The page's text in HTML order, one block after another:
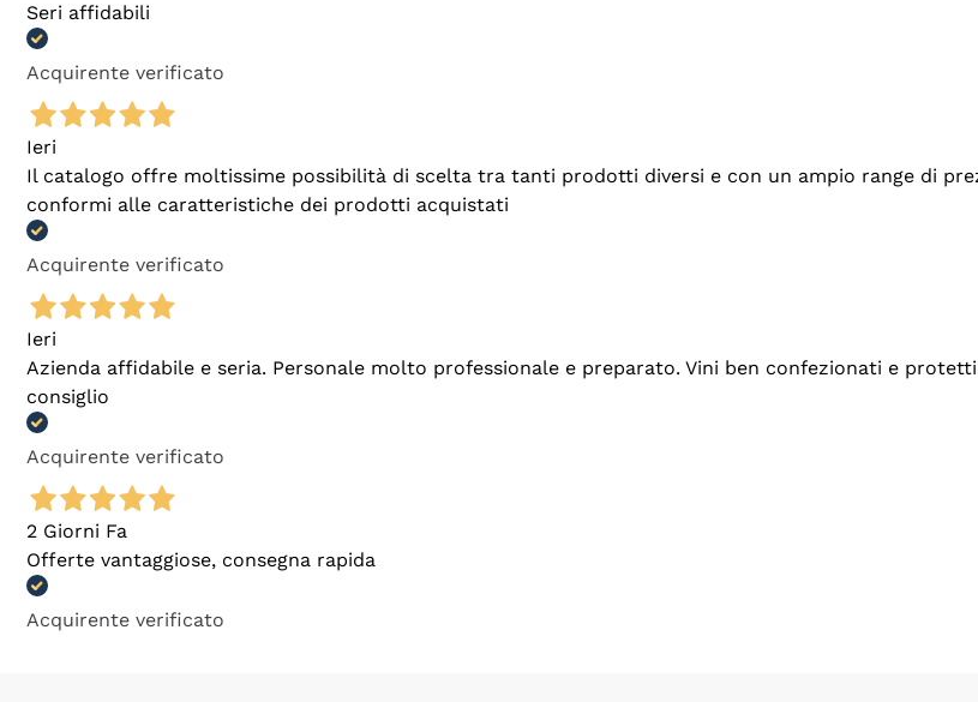
Seri affidabili
Acquirente verificato
Ieri
Il catalogo offre moltissime possibilità di scelta tra tanti prodotti diversi e con un ampio range di
conformi alle caratteristiche dei prodotti acquistati
Acquirente verificato
Ieri
Azienda affidabile e seria. Personale molto professionale e preparato. Vini ben confezionati e
consiglio
Acquirente verificato
2 Giorni Fa
Offerte vantaggiose, consegna rapida
Acquirente verificato